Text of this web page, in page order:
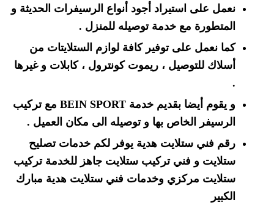
نعمل على استيراد أجود أنواع الرسيفرات الحديثة و
المتطورة مع خدمة توصيله للمنزل .
كما نعمل على توفير كافة لوازم الستلايتات من
أسلاك للتوصيل ، ريموت كونترول ، كابلات و غيرها
.
و يقوم أيضا بقديم خدمة BEIN SPORT مع تركيب
الرسيفر الخاص بها و توصيله الى مكان العميل .
رقم فني ستلايت هدية يوفر لكم خدمات تصليح
ستلايت و فني تركيب ستلايت جاهز للخدمة تركيب
ستلايت مركزي وخدمات فني ستلايت هدية مبارك
الكبير